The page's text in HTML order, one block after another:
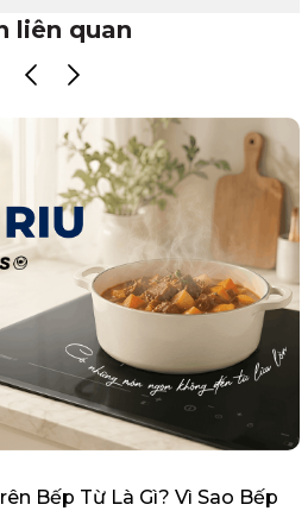
liên quan
Bếp Từ Là Gì? Vì Sao Bếp